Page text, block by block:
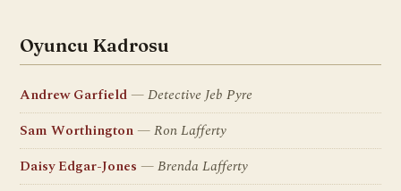
Oyuncu Kadrosu
Andrew Garfield
Detective Jeb Pyre
Sam Worthington
Ron Lafferty
Daisy Edgar-Jones
Brenda Lafferty